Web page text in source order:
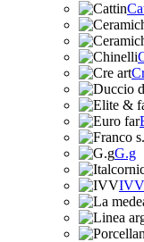
G.g
IVV